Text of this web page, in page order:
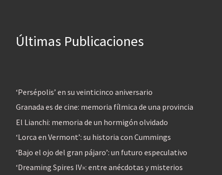
Últimas Publicaciones
‘Persépolis’ en su veinticinco aniversario
Granada es de cine: memoria fílmica de una provincia
El Lianchi: memoria de un hormigón olvidado
‘Lorca en Vermont’: su historia con Cummings
‘Bajo el ojo del gran pájaro’: un futuro especulativo
‘Dreaming Spires IV»: entre anécdotas y misterios